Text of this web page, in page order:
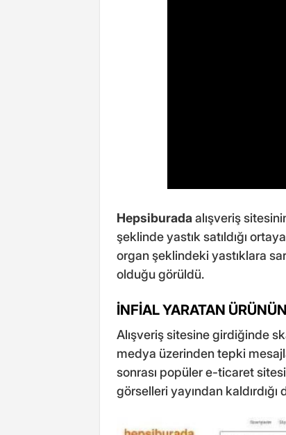
Hepsiburada alışveriş
şeklinde yastık satıldığı
organ şeklindeki yastıklara
olduğu görüldü.
İNFİAL YARATAN
Alışveriş sitesine girdiğinde
medya üzerinden tepki
sonrası popüler e-ticaret
görselleri yayından